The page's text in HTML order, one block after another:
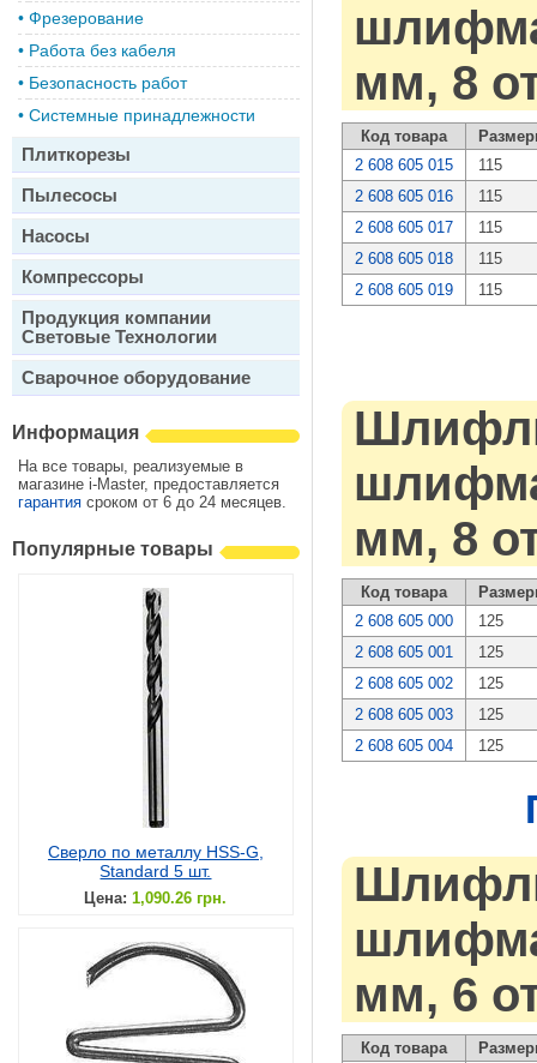
• Фрезерование
• Работа без кабеля
• Безопасность работ
• Системные принадлежности
Плиткорезы
Пылесосы
Насосы
Компрессоры
Продукция компании
Световые Технологии
Сварочное оборудование
Информация
На все товары, реализуемые в
магазине i-Master, предоставляется
гарантия сроком от 6 до 24 месяцев.
Популярные товары
Сверло по металлу HSS-G,
Standard 5 шт.
Цена: 1,090.26 грн.
мм, 8
Код товара
2 608 605 015
115
2 608 605 016
115
2 608 605 017
115
2 608 605 018
115
2 608 605 019
115
мм, 8
Код товара
2 608 605 000
125
2 608 605 001
125
2 608 605 002
125
2 608 605 003
125
2 608 605 004
125
мм, 6
Код товара